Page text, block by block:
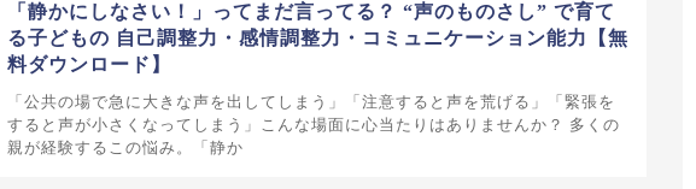
「静かにしなさい！」ってまだ言ってる？ “声のものさし” で育て
る子どもの 自己調整力・感情調整力・コミュニケーション能力【無
料ダウンロード】
「公共の場で急に大きな声を出してしまう」「注意すると声を荒げる」「緊張を
すると声が小さくなってしまう」こんな場面に心当たりはありませんか？ 多くの
親が経験するこの悩み。「静か